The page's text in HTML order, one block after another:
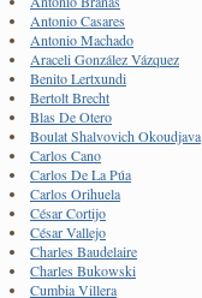
Antonio Casares
Antonio Machado
Araceli González Vázquez
Benito Lertxundi
Bertolt Brecht
Blas De Otero
Boulat Shalvovich Okoudjava
Carlos Cano
Carlos De La Púa
Carlos Orihuela
César Cortijo
César Vallejo
Charles Baudelaire
Charles Bukowski
Cumbia Villera